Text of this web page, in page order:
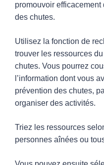
promouvoir
des chutes.
Utilisez la fonction de
trouver les ressources
chutes. Vous pourrez
l’information dont vous
prévention des chutes,
organiser des activités.
Triez les ressources
personnes aînées ou